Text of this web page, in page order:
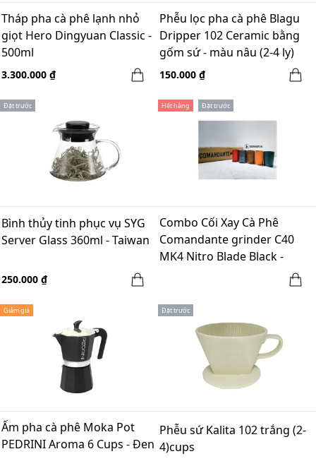
Tháp pha cà phê lạnh nhỏ
giọt Hero Dingyuan Classic -
500ml
3.300.000 ₫
Phễu lọc pha cà phê Blagu
Dripper 102 Ceramic bằng
gốm sứ - màu nâu (2-4 ly)
150.000 ₫
Đặt trước
Bình thủy tinh phục vụ SYG
Server Glass 360ml - Taiwan
250.000 ₫
Hết hàng Đặt trước
Combo Cối Xay Cà Phê
Comandante grinder C40
MK4 Nitro Blade Black -
made in Germany + LEE_T
Giảm giá
Ấm pha cà phê Moka Pot
PEDRINI Aroma 6 Cups - Đen
Đặt trước
Phễu sứ Kalita 102 trắng (2-
4)cups